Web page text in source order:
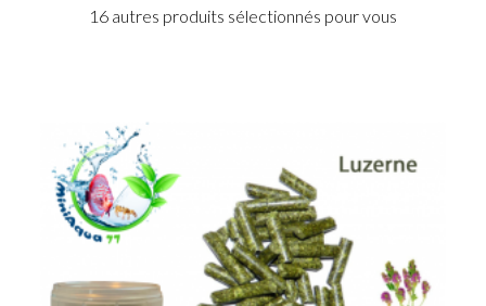
16 autres produits sélectionnés pour vous